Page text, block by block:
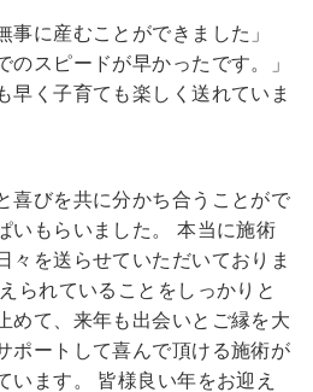
事に産むことができました」
のスピードが早かったです。」
早く子育ても楽しく送れていま
喜びを共に分かち合うことがで
いもらいました。
本当に施術
々を送らせていただいておりま
られていることをしっかりと
めて、来年も出会いとご縁を大
ポートして喜んで頂ける施術が
います。
皆様良い年をお迎え